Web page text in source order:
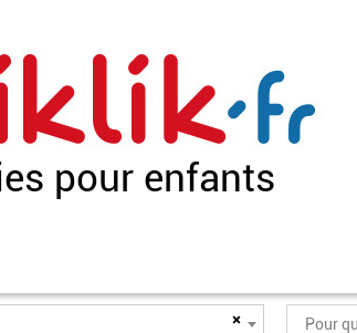
pour enfants
×